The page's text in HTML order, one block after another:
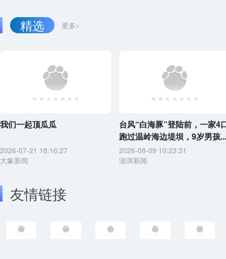
更多>
精选
我们一起顶瓜瓜
2026-07-21 18:16:27
大象新闻
台风“白海豚”登陆前，一家4
跑过温岭海边堤坝，9岁男孩...
2026-08-09 10:23:31
澎湃新闻
友情链接